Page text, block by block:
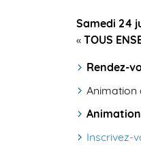
Samedi 24
« TOUS
Rendez-
Animation
Inscrivez-